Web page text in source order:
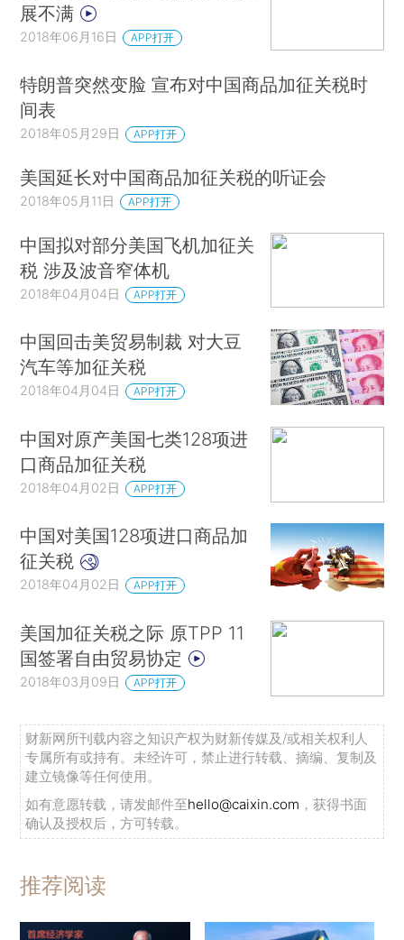
展不满
2018年06月16日 APP打开
特朗普突然变脸 宣布对中国商品加征关税时
间表
2018年05月29日 APP打开
美国延长对中国商品加征关税的听证会
2018年05月11日 APP打开
中国拟对部分美国飞机加征关
税 涉及波音窄体机
2018年04月04日 APP打开
中国回击美贸易制裁 对大豆
汽车等加征关税
2018年04月04日 APP打开
中国对原产美国七类128项进
口商品加征关税
2018年04月02日 APP打开
中国对美国128项进口商品加
征关税
2018年04月02日 APP打开
美国加征关税之际 原TPP 11
国签署自由贸易协定
2018年03月09日 APP打开
财新网所刊载内容之知识产权为财新传媒及/或相关权利人
专属所有或持有。未经许可，禁止进行转载、摘编、复制及
建立镜像等任何使用。
如有意愿转载，请发邮件至hello@caixin.com ，获得书面
确认及授权后，方可转载。
推荐阅读